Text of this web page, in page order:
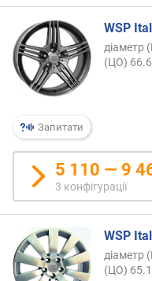
у
к
м
и
а
д
а
т
о
ю
о
д
а
Запитати
WSP
діаметр
(ЦО) 66.6
5 110 — 9
3 конфігурації
WSP
діаметр
(ЦО)